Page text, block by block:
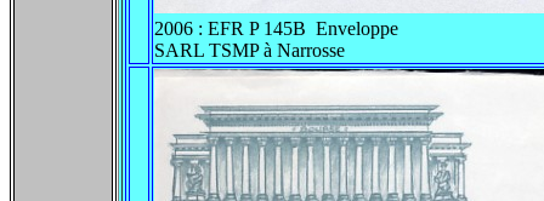
2006 : EFR P 145B Enveloppe
SARL TSMP à Narrosse